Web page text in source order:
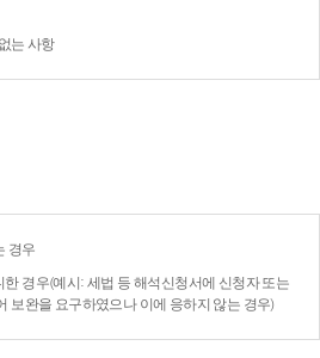
는 사항
경우
경우(예시: 세법 등 해석신청서에 신청자 또는
보완을 요구하였으나 이에 응하지 않는 경우)